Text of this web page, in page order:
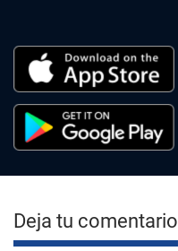
Deja tu comentario